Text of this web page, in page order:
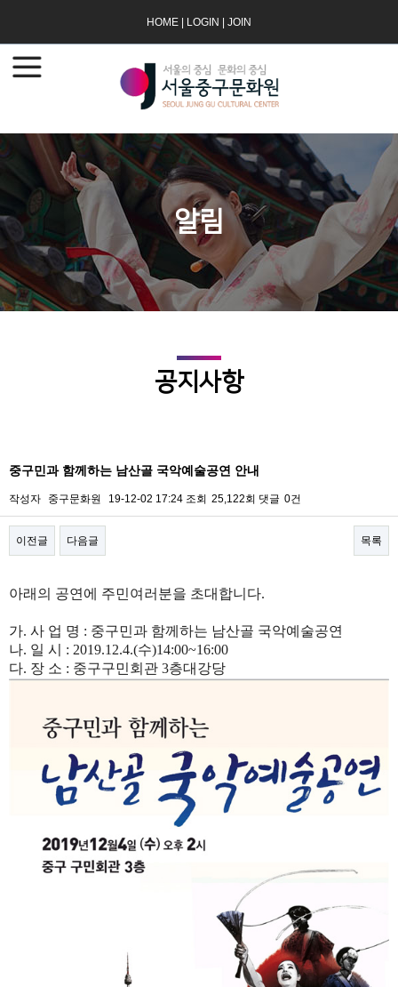
HOME LOGIN JOIN
알림
공지사항
중구민과 함께하는 남산골 국악예술공연 안내
작성자 중구문화원 19-12-02 17:24 조회 25,122회 댓글 0건
이전글 다음글 목록
아래의 공연에 주민여러분을 초대합니다.
가. 사 업 명 : 중구민과 함께하는 남산골 국악예술공연
나. 일 시 : 2019.12.4.(수)14:00~16:00
다. 장 소 : 중구구민회관 3층대강당